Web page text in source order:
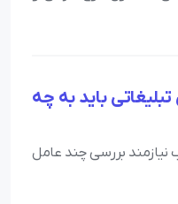
باید به چه
بررسی چند عامل